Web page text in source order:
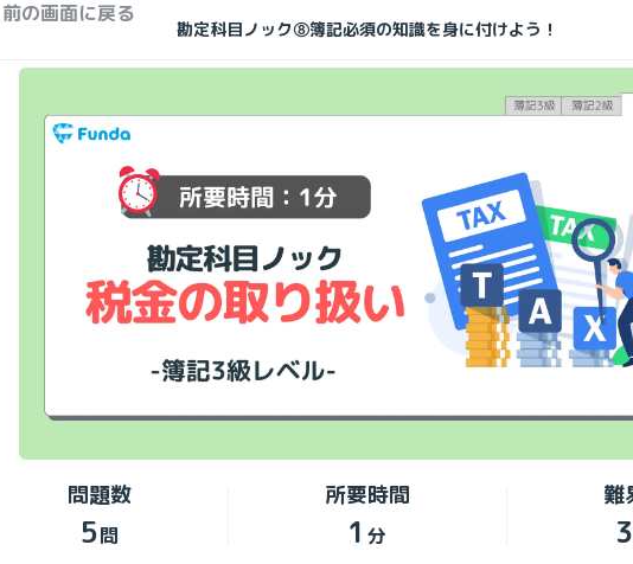
勘定科目ノック⑧簿記必須の知識を身に付けよう！
前の画面に戻る
問題数
5問
所要時間
1 分
難
3